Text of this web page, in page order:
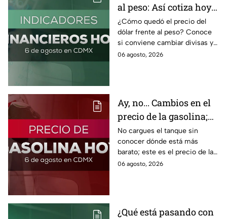
al peso: Así cotiza hoy 6
de agosto 2026
¿Cómo quedó el precio del
dólar frente al peso? Conoce
si conviene cambiar divisas y
cómo el flujo en el estrecho de
06 agosto, 2026
Ay, no... Cambios en el
precio de la gasolina;
así quedó HOY
No cargues el tanque sin
conocer dónde está más
barato; este es el precio de la
gasolina para hoy jueves 6 de
06 agosto, 2026
¿Qué está pasando con